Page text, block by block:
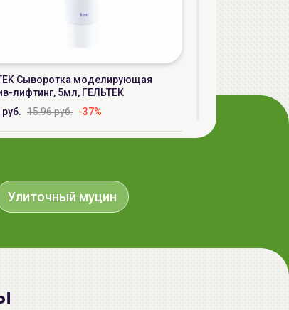
Сыворотка моделирующая
лифтинг, 5мл, ГЕЛЬТЕК
руб. 15.96 руб. -37%
Улиточный муцин